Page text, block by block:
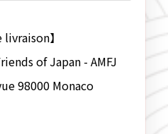
】
of Japan - AMFJ
98000 Monaco